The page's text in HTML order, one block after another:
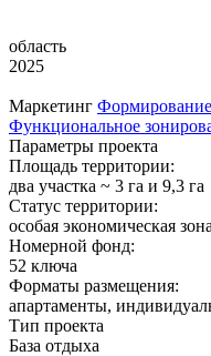
область
2025
Маркетинг
Функциональное
Параметры проекта
Площадь территории:
два участка ~ 3 га и 9,3 га
Статус территории:
особая экономическая
Номерной фонд:
52 ключа
Форматы размещения:
апартаменты,
Тип проекта
База отдыха